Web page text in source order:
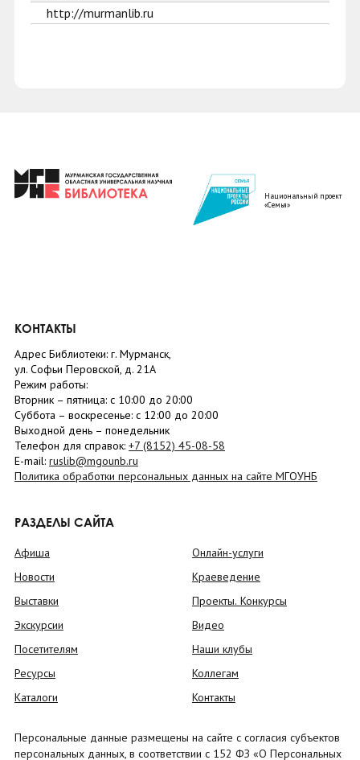
http://murmanlib.ru
Национальный проект
«Семья»
КОНТАКТЫ
Адрес Библиотеки: г. Мурманск,
ул. Софьи Перовской, д. 21А
Режим работы:
Вторник – пятница: с 10:00 до 20:00
Суббота – воскресенье: c 12:00 до 20:00
Выходной день – понедельник
Телефон для справок: +7 (8152) 45-08-58
E-mail: ruslib@mgounb.ru
Политика обработки персональных данных на сайте МГОУНБ
РАЗДЕЛЫ САЙТА
Афиша
Новости
Выставки
Экскурсии
Посетителям
Ресурсы
Каталоги
Онлайн-услуги
Краеведение
Проекты. Конкурсы
Видео
Наши клубы
Коллегам
Контакты
Персональные данные размещены на сайте с согласия субъектов
персональных данных, в соответствии с 152 ФЗ «О Персональных